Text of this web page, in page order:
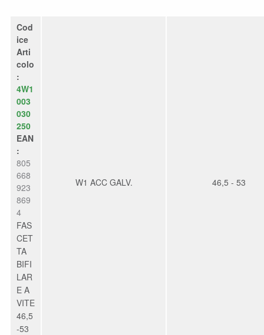
Cod
ice
Arti
colo
:
4W1
003
030
250
EAN
:
805
668
923
869
4
FAS
CET
TA
BIFI
LAR
E A
VITE
46,5
-53
W1 ACC GALV. 46,5 - 53